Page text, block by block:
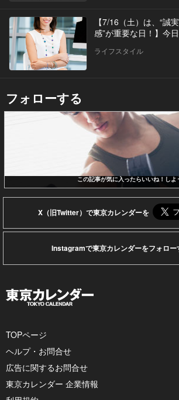
【7/16（土）は、“誠
感”が重要な日！】今
ライフスタイル
フォローする
この記事が気に入ったらいいね！しよ
X（旧Twitter）で東京カレンダーを
Instagramで東京カレンダーをフォロー
TOPページ
ヘルプ・お問合せ
広告に関するお問合せ
東京カレンダー 企業情報